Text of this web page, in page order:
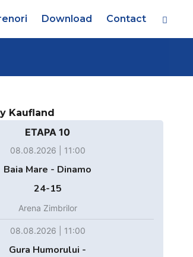
Download Contact
Kaufland
ETAPA 10
08.08.2026 | 11:00
Baia Mare - Dinamo
24-15
Arena Zimbrilor
08.08.2026 | 11:00
Gura Humorului -